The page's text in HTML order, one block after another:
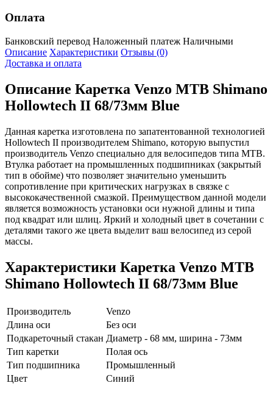
Оплата
Банковский перевод Наложенный платеж Наличными
Описание Характеристики Отзывы (0)
Доставка и оплата
Описание Каретка Venzo MTB Shimano
Hollowtech II 68/73мм Blue
Данная каретка изготовлена по запатентованной технологией
Hollowtech II производителем Shimano, которую выпустил
производитель Venzo специально для велосипедов типа MTB.
Втулка работает на промышленных подшипниках (закрытый
тип в обойме) что позволяет значительно уменьшить
сопротивление при критических нагрузках в связке с
высококачественной смазкой. Преимуществом данной модели
является возможность установки оси нужной длины и типа
под квадрат или шлиц. Яркий и холодный цвет в сочетании с
деталями такого же цвета выделит ваш велосипед из серой
массы.
Характеристики Каретка Venzo MTB
Shimano Hollowtech II 68/73мм Blue
Производитель
Venzo
Длина оси
Без оси
Подкареточный стакан Диаметр - 68 мм, ширина - 73мм
Тип каретки
Полая ось
Тип подшипника
Промышленный
Цвет
Синий